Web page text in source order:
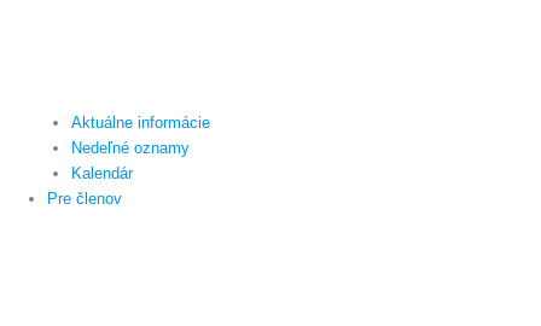
Aktuálne informácie
Nedeľné oznamy
Kalendár
Pre členov